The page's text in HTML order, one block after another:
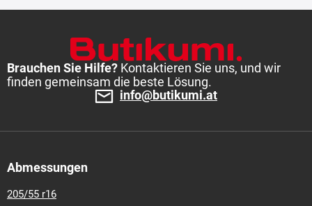
Brauchen Sie Hilfe? Kontaktieren Sie uns, und wir
finden gemeinsam die beste Lösung.
info@butikumi.at
Abmessungen
205/55 r16